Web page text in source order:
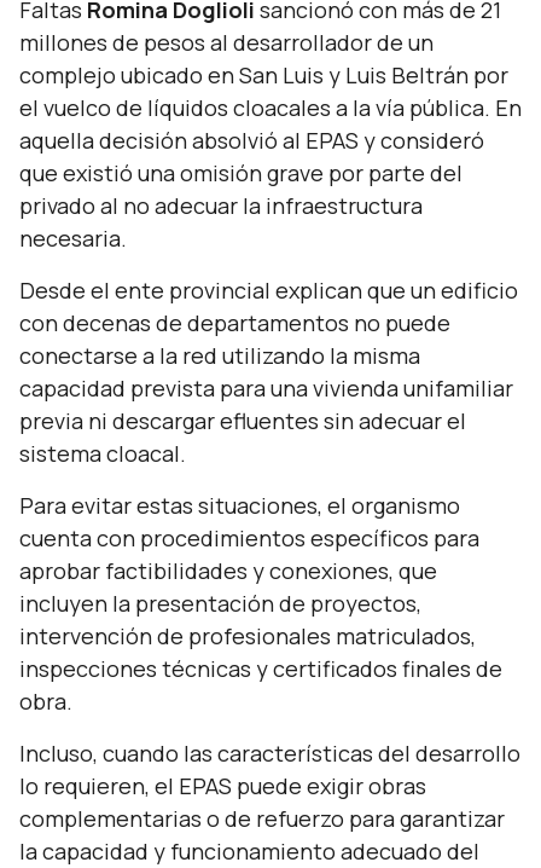
Faltas Romina Doglioli sancionó con más de 21
millones de pesos al desarrollador de un
complejo ubicado en San Luis y Luis Beltrán por
el vuelco de líquidos cloacales a la vía pública. En
aquella decisión absolvió al EPAS y consideró
que existió una omisión grave por parte del
privado al no adecuar la infraestructura
necesaria.
Desde el ente provincial explican que un edificio
con decenas de departamentos no puede
conectarse a la red utilizando la misma
capacidad prevista para una vivienda unifamiliar
previa ni descargar efluentes sin adecuar el
sistema cloacal.
Para evitar estas situaciones, el organismo
cuenta con procedimientos específicos para
aprobar factibilidades y conexiones, que
incluyen la presentación de proyectos,
intervención de profesionales matriculados,
inspecciones técnicas y certificados finales de
obra.
Incluso, cuando las características del desarrollo
lo requieren, el EPAS puede exigir obras
complementarias o de refuerzo para garantizar
la capacidad y funcionamiento adecuado del